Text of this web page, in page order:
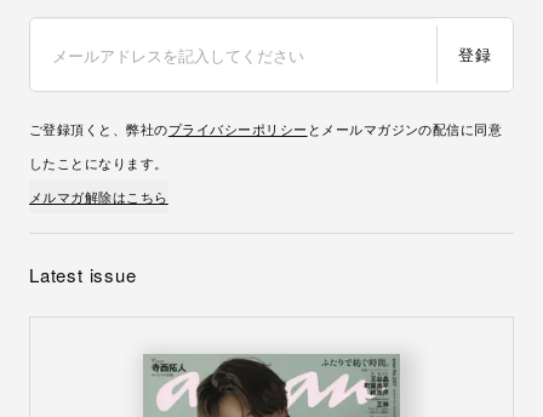
登録
ご登録頂くと、弊社のプライバシーポリシー とメールマガジンの配信に同意
したことになります。
メルマガ解除はこちら
Latest issue